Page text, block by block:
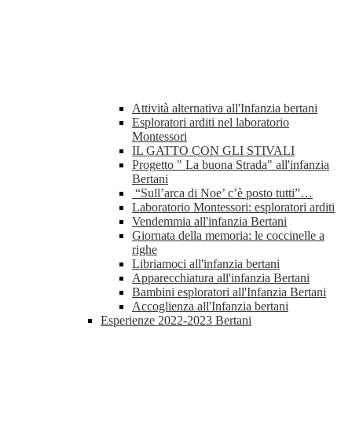
Attività alternativa all'Infanzia bertani
Esploratori arditi nel laboratorio
Montessori
IL GATTO CON GLI STIVALI
Progetto " La buona Strada" all'infanzia
Bertani
“Sull’arca di Noe’ c’è posto tutti”…
Laboratorio Montessori: esploratori arditi
Vendemmia all'infanzia Bertani
Giornata della memoria: le coccinelle a
righe
Libriamoci all'infanzia bertani
Apparecchiatura all'infanzia Bertani
Bambini esploratori all'Infanzia Bertani
Accoglienza all'Infanzia bertani
Esperienze 2022-2023 Bertani